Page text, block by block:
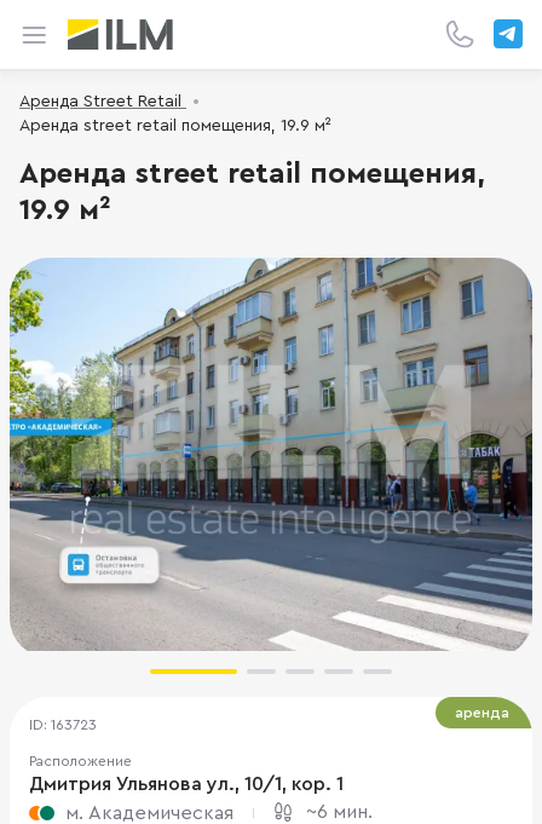
Аренда Street Retail
Аренда street retail помещения, 19.9 м²
Аренда street retail помещения,
19.9 м²
ID: 163723
Расположение
Дмитрия Ульянова ул., 10/1, кор. 1
м. Академическая
~6 мин.
аренда